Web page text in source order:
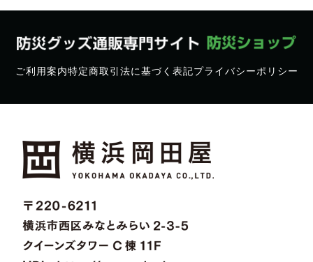
ご利用案内特定商取引法に基づく表記プライバシーポリシー